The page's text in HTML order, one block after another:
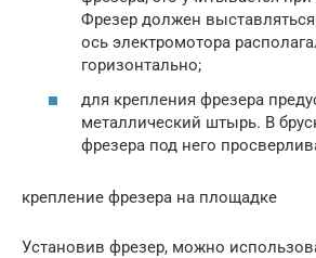
Фрезер должен
ось электромотора
горизонтально;
для крепления фрезера
металлический штырь. В
фрезера под него
крепление фрезера на площадке
Установив фрезер, можно